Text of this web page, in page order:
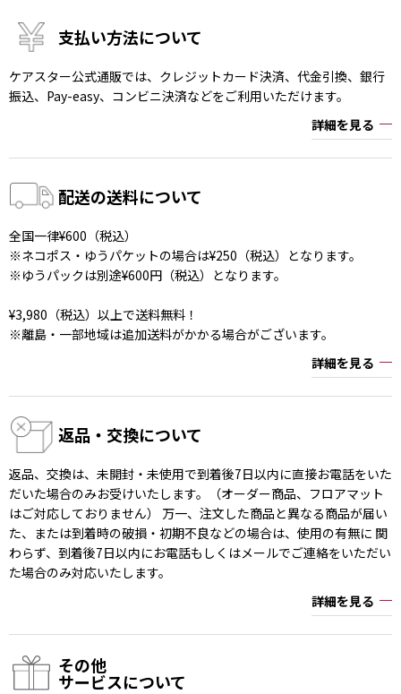
支払い方法について
ケアスター公式通販では、クレジットカード決済、代金引換、銀行
振込、Pay-easy、コンビニ決済などをご利用いただけます。
詳細を見る
配送の送料について
全国一律¥600（税込）
※ネコポス・ゆうパケットの場合は¥250（税込）となります。
※ゆうパックは別途¥600円（税込）となります。
¥3,980（税込）以上で送料無料！
※離島・一部地域は追加送料がかかる場合がございます。
詳細を見る
返品・交換について
返品、交換は、未開封・未使用で到着後7日以内に直接お電話をいた
だいた場合のみお受けいたします。（オーダー商品、フロアマット
はご対応しておりません） 万一、注文した商品と異なる商品が届い
た、または到着時の破損・初期不良などの場合は、使用の有無に 関
わらず、到着後7日以内にお電話もしくはメールでご連絡をいただい
た場合のみ対応いたします。
詳細を見る
その他
サービスについて